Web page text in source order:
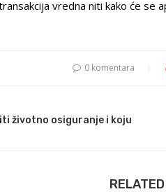
vredna niti kako će se
0 komentara
životno osiguranje i koju